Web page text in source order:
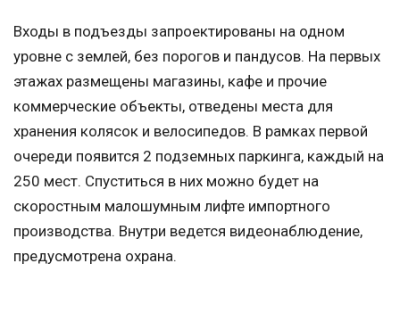
Входы в подъезды запроектированы на одном
уровне с землей, без порогов и пандусов. На первых
этажах размещены магазины, кафе и прочие
коммерческие объекты, отведены места для
хранения колясок и велосипедов. В рамках первой
очереди появится 2 подземных паркинга, каждый на
250 мест. Спуститься в них можно будет на
скоростным малошумным лифте импортного
производства. Внутри ведется видеонаблюдение,
предусмотрена охрана.